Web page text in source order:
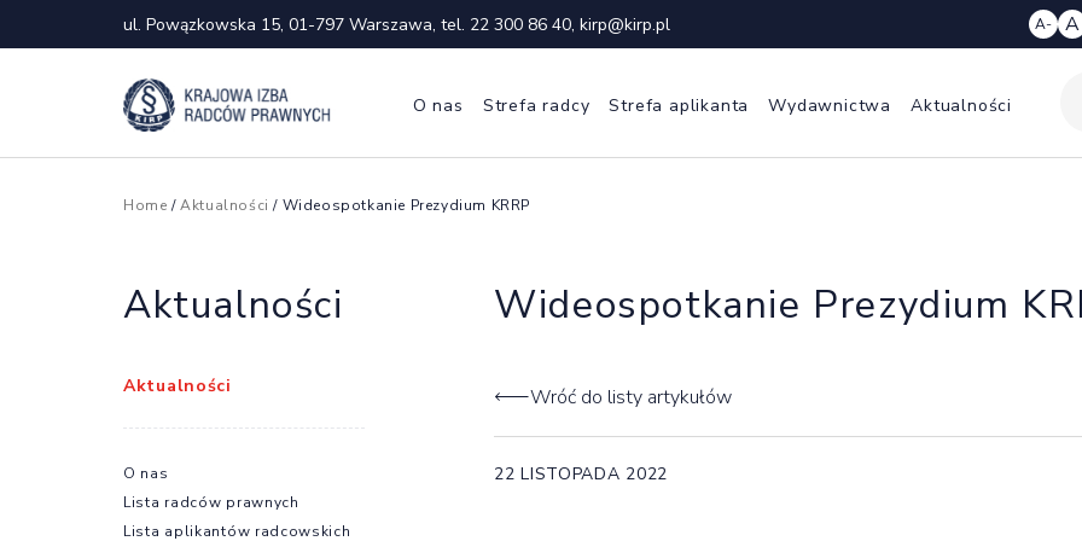
ul. Powązkowska 15, 01-797 Warszawa, tel. 22 300 86 40, kirp@kirp.pl A- A
O nas Strefa radcy Strefa aplikanta Wydawnictwa Aktualności
Home /Aktualności / Wideospotkanie Prezydium KRRP
Wideospotkanie Prezydium
Wróć do listy artykułów
22 LISTOPADA 2022
Aktualności
Aktualności
O nas
Lista radców prawnych
Lista aplikantów radcowskich